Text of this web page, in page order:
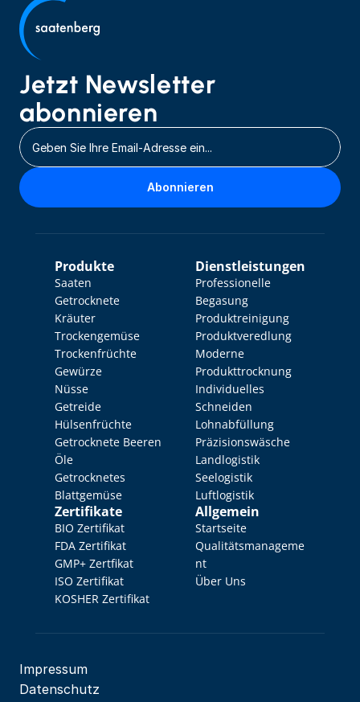
Jetzt Newsletter
abonnieren
Abonnieren
Produkte
Saaten
Getrocknete
Kräuter
Trockengemüse
Trockenfrüchte
Gewürze
Nüsse
Getreide
Hülsenfrüchte
Getrocknete Beeren
Öle
Getrocknetes
Blattgemüse
Zertifikate
BIO Zertifikat
FDA Zertifikat
GMP+ Zertfikat
ISO Zertifikat
KOSHER Zertifikat
Dienstleistungen
Professionelle
Begasung
Produktreinigung
Produktveredlung
Moderne
Produkttrocknung
Individuelles
Schneiden
Lohnabfüllung
Präzisionswäsche
Landlogistik
Seelogistik
Luftlogistik
Allgemein
Startseite
Qualitätsmanageme
nt
Über Uns
Impressum
Datenschutz